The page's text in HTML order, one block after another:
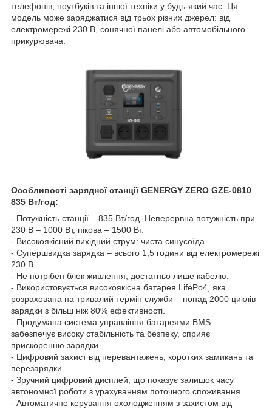
телефонів, ноутбуків та іншої техніки у будь-який час. Ця
модель може заряджатися від трьох різних джерел: від
електромережі 230 В, сонячної панелі або автомобільного
прикурювача.
Особливості зарядної станції GENERGY ZERO GZE-0810
835 Вт/год:
- Потужність станції – 835 Вт/год. Неперервна потужність при
230 В – 1000 Вт, пікова – 1500 Вт.
- Високоякісний вихідний струм: чиста синусоїда.
- Супершвидка зарядка – всього 1,5 години від електромережі
230 В.
- Не потрібен блок живлення, достатньо лише кабелю.
- Використовується високоякісна батарея LifePo4, яка
розрахована на тривалий термін служби – понад 2000 циклів
зарядки з більш ніж 80% ефективності.
- Продумана система управління батареями BMS –
забезпечує високу стабільність та безпеку, сприяє
прискоренню зарядки.
- Цифровий захист від перевантажень, коротких замикань та
перезарядки.
- Зручний цифровий дисплей, що показує залишок часу
автономної роботи з урахуванням поточного споживання.
- Автоматичне керування охолодженням з захистом від